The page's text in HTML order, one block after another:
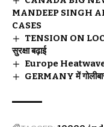
MANDEEP SINGH
CASES
TENSION ON LOC :
सुरक्षा बढ़ाई
Europe Heatwave
GERMANY में